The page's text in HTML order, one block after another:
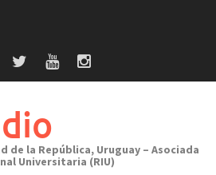
de la República, Uruguay – Asociada
Universitaria (RIU)